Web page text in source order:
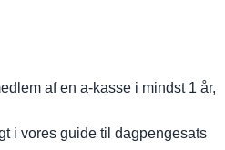
af en a-kasse i mindst 1 år,
i vores guide til dagpengesats